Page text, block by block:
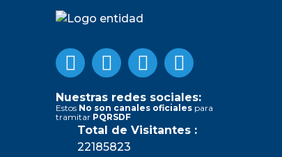
Nuestras redes sociales:
Estos No son canales oficiales para
tramitar PQRSDF
Total de Visitantes :
22185823